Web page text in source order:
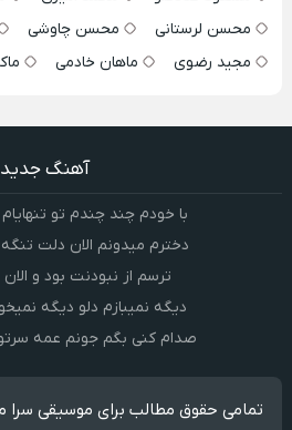
محسن لرستانی
محسن چاوشی
مجید رضوی
ماهان خادمی
آهنگ جدید
با خودم چند چندم تو
دخترم میدونم الان دلت
ترسم از نبودنت بود و
دیگه نمیبازم دلو دیگه
صدام کنی بگم جونم عمه سرتو
تمامی حقوق مطالب برای موسیقی